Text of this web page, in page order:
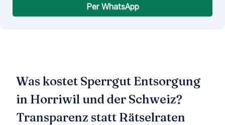
Per WhatsApp
Was kostet Sperrgut Entsorgung
in Horriwil und der Schweiz?
Transparenz statt Rätselraten